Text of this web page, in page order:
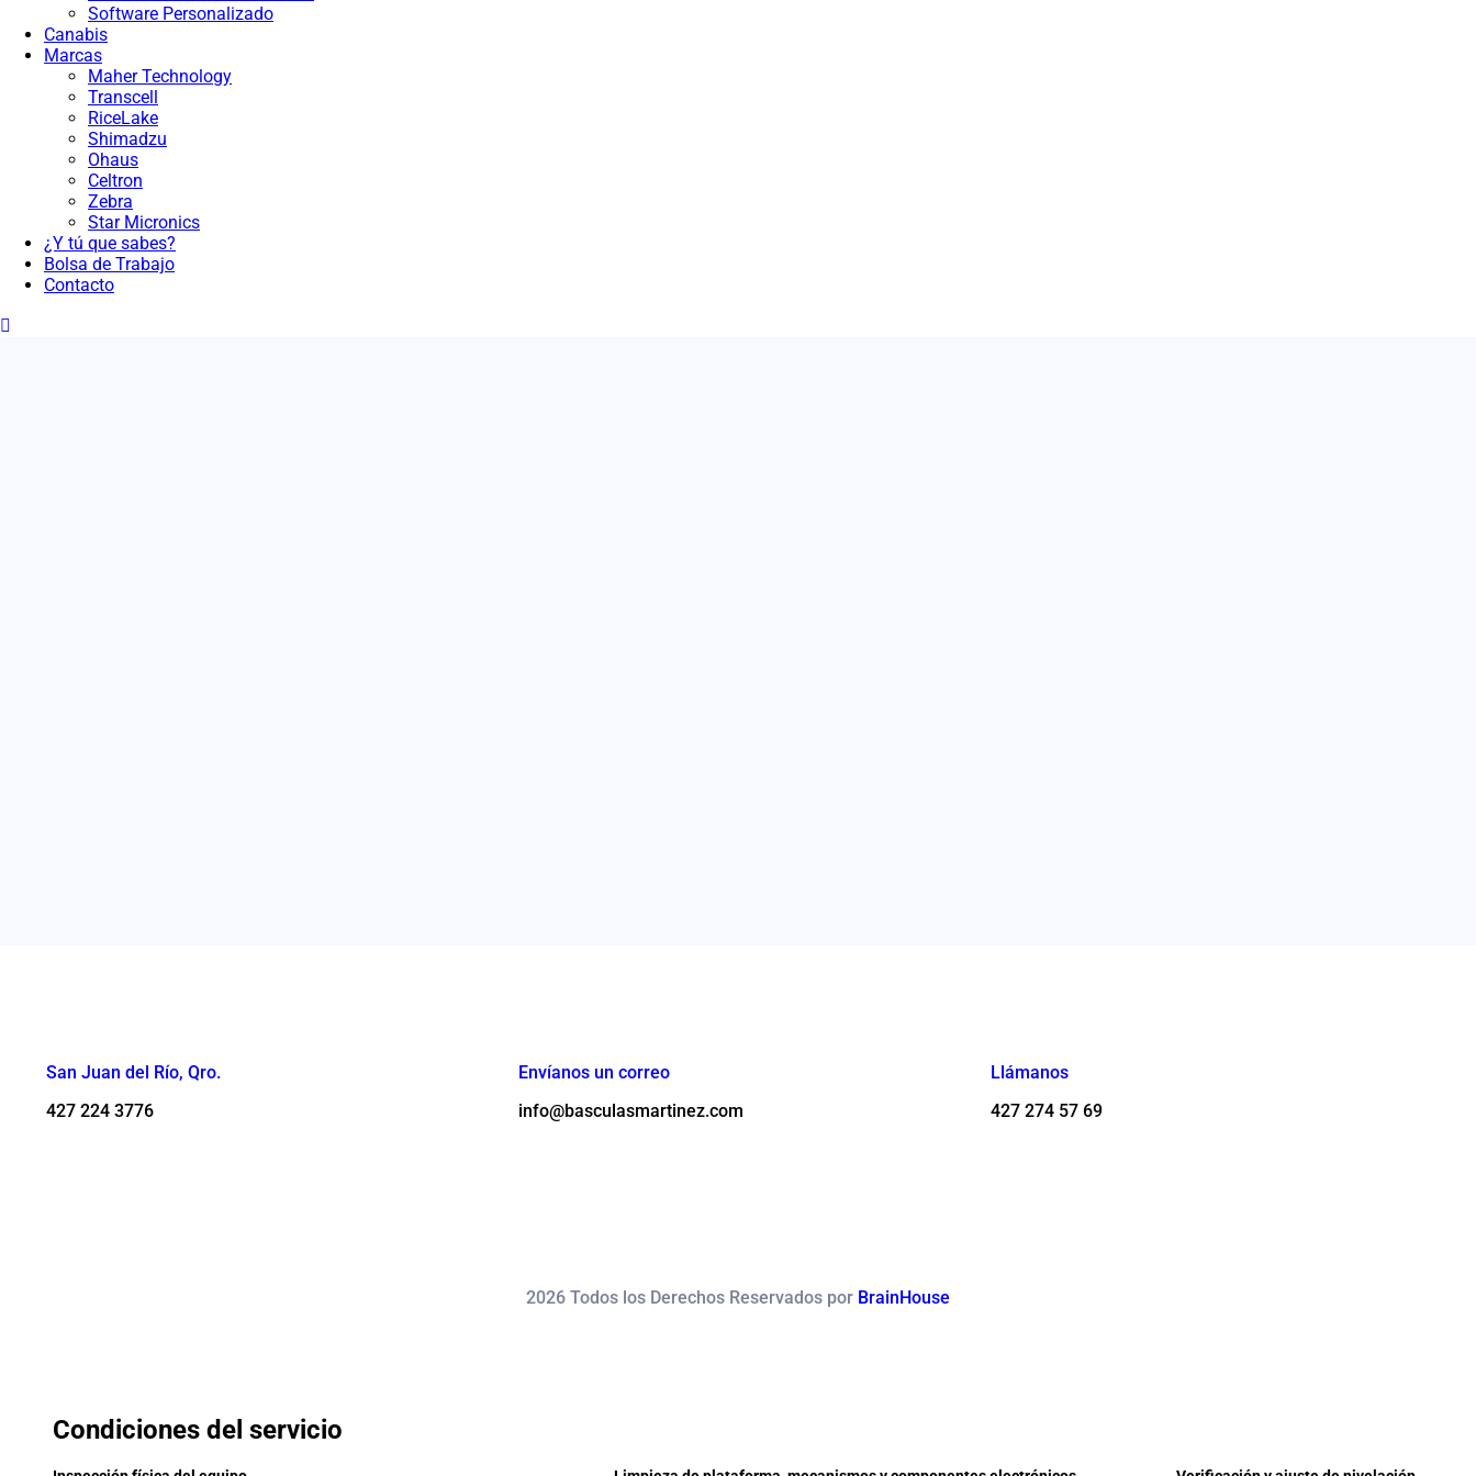
Software Personalizado
Canabis
Marcas
Maher Technology
Transcell
RiceLake
Shimadzu
Ohaus
Celtron
Zebra
Star Micronics
¿Y tú que sabes?
Bolsa de Trabajo
Contacto
San Juan del Río, Qro.
427 224 3776
Envíanos un correo
info@basculasmartinez.com
Llámanos
427 274 57 69
2026 Todos los Derechos Reservados por BrainHouse
Condiciones del servicio